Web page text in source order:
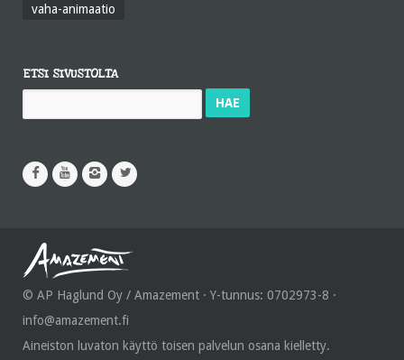
vaha-animaatio
ETSI SIVUSTOLTA
© AP Haglund Oy / Amazement · Y-tunnus: 0702973-8 ·
info@amazement.fi
Aineiston luvaton käyttö toisen palvelun osana kielletty.